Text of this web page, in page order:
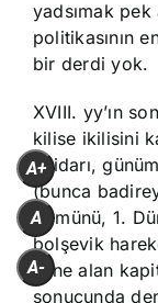
yadsımak
politikasının
bir derdi yok.
XVIII. yy’ın
kilise ikilisini
iktidarı,
(bunca
Komünü, 1.
bolşevik
eline alan
sonucunda
A+
A
A-